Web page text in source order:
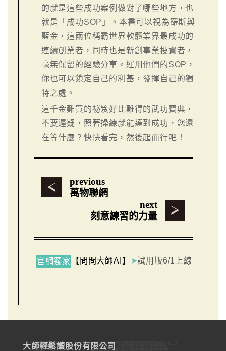
的就是這些成功案例做對了哪些地方，也
就是「成功SOP」。本書可以視為羅斯與
藍金，這兩位稱霸世界軟體業界最成功的
連續創業者，同時也是新創事業投資者，
毫無保留的經驗分享。運用他們的SOP，
你也可以鎖定自己的利基，發揮自己的獨
特之處。
這千金難買的祕笈好比難得的武功寶典，
不要遲疑，照著操練就能達到成功，您還
在等什麼？快快看完，然後起而行吧！
previous
萬物聯網
next
刻意練習的力量
官網獨家 【問問大師AI】 ➤試用版6/1上線
大師輕鬆讀股份有限公司